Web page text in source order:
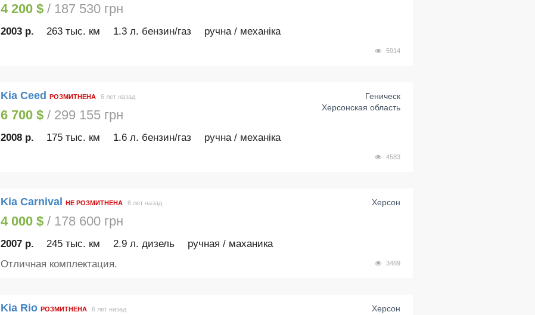
4 200 $/ 187 530 грн
2003 р. 263 тыс. км 1.3 л. бензин/газ ручна / механіка
5914
Kia Ceed РОЗМИТНЕНА
Геническ
Херсонская область
6 лет назад
6 700 $/ 299 155 грн
2008 р. 175 тыс. км 1.6 л. бензин/газ ручна / механіка
4583
Kia Carnival НЕ РОЗМИТНЕНА Херсон
6 лет назад
4 000 $/ 178 600 грн
2007 р. 245 тыс. км 2.9 л. дизель ручная / маханика
3489
Отличная комплектация.
Kia Rio РОЗМИТНЕНА Херсон
6 лет назад